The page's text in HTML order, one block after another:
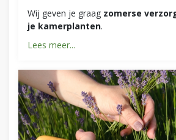
Wij geven je graag zomerse
je kamerplanten.
Lees meer...